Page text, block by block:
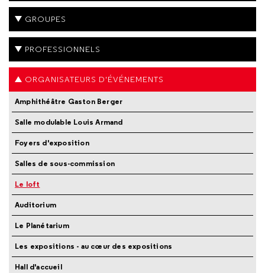
GROUPES
PROFESSIONNELS
ORGANISATEURS D'ÉVÉNEMENTS
Amphithéâtre Gaston Berger
Salle modulable Louis Armand
Foyers d'exposition
Salles de sous-commission
Le loft
Auditorium
Le Planétarium
Les expositions - au cœur des expositions
Hall d'accueil